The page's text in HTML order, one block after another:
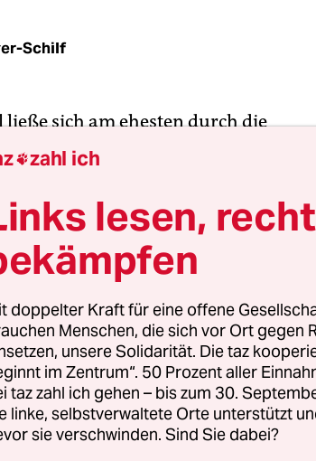
Schilf
sich am ehesten durch die
war noch nie in einer
nämlich, der allgegenwärtige
sich durch die Anwerbung von
als Seiteneinsteiger in den
können entweder
und sich so pädagogisch
aber auch berufsbegleitend
als Referendare
am Landesinstitut für Schule.
zahl ich
lesen,
doppelter Kraft für eine offene
Menschen, die sich vor Ort gegen
unsere Solidarität. Die taz
im Zentrum“. 50 Prozent aller
taz zahl ich gehen – bis zum 30.
linke, selbstverwaltete Orte unterstützt
sie verschwinden. Sind Sie dabei?